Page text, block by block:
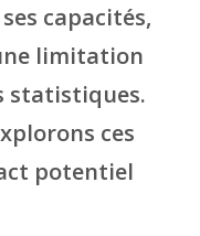
capacités,
limitation
statistiques.
ces
potentiel